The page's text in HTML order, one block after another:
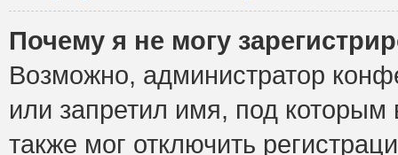
Почему я не могу
Возможно, администратор
или запретил имя, под которым
также мог отключить